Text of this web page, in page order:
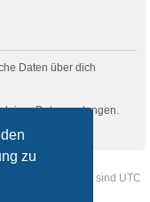
zu
Daten über dich
Daten verlangen.
Alle Zeiten sind UTC